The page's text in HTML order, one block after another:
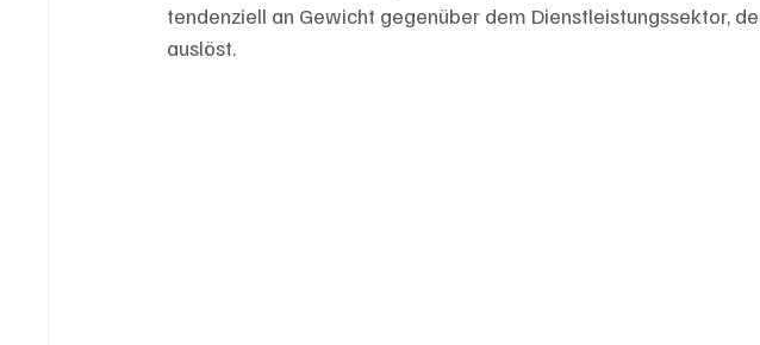
tendenziell an Gewicht gegenüber dem Dienstleistungssektor,
auslöst.